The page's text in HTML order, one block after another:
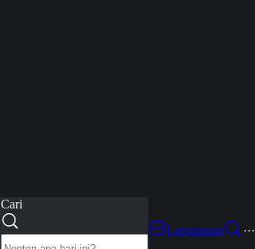
Cari
Langganan
···